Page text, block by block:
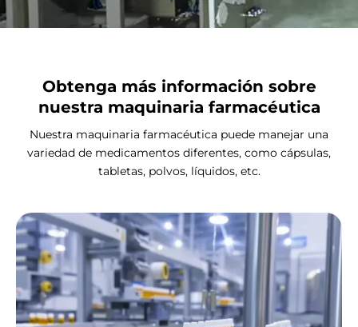
Obtenga más información sobre
nuestra maquinaria farmacéutica
Nuestra maquinaria farmacéutica puede manejar una
variedad de medicamentos diferentes, como cápsulas,
tabletas, polvos, líquidos, etc.